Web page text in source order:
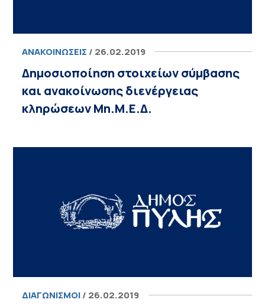
ΑΝΑΚΟΙΝΏΣΕΙΣ / 26.02.2019
Δημοσιοποίηση στοιχείων σύμβασης
και ανακοίνωσης διενέργειας
κληρώσεων Μη.Μ.Ε.Δ.
ΔΙΑΓΩΝΙΣΜΟΊ/ 26.02.2019